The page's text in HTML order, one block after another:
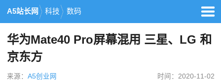
A5站长网 科技 数码
华为Mate40 Pro屏幕混用 三星、LG 和
京东方
来源： A5创业网 时间：2020-11-02